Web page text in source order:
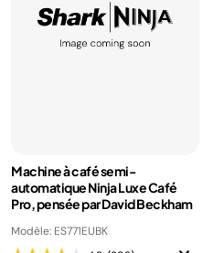
Machine à café semi-
automatique Ninja Luxe Café
Pro, pensée par David Beckham
Modèle: ES771EUBK